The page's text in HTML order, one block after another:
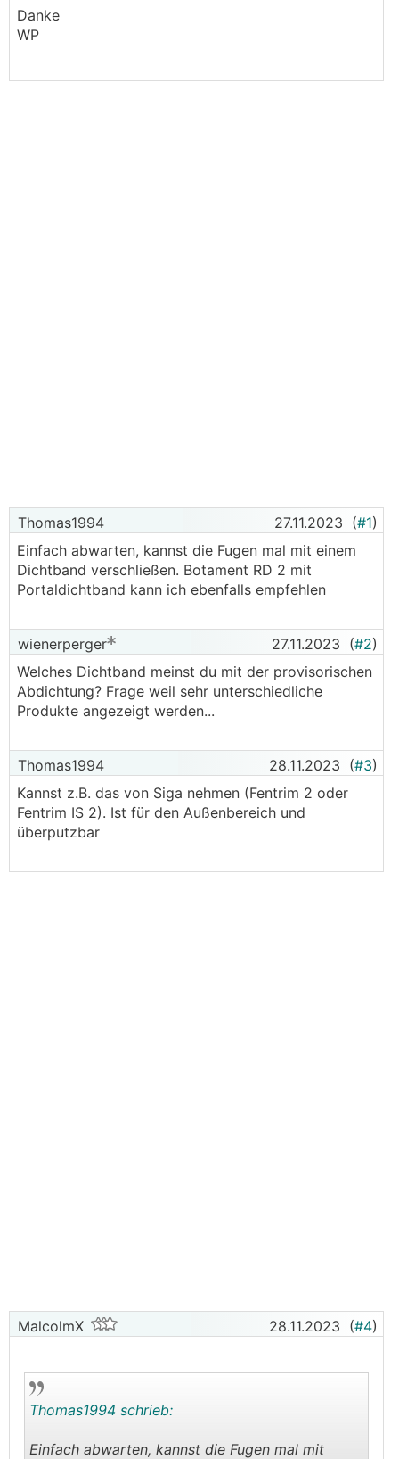
Danke
WP
Thomas1994 27.11.2023 (#1)
Einfach abwarten, kannst die Fugen mal mit einem
Dichtband verschließen. Botament RD 2 mit
Portaldichtband kann ich ebenfalls empfehlen
wienerperger 27.11.2023 (#2)
Welches Dichtband meinst du mit der provisorischen
Abdichtung? Frage weil sehr unterschiedliche
Produkte angezeigt werden...
Thomas1994 28.11.2023 (#3)
Kannst z.B. das von Siga nehmen (Fentrim 2 oder
Fentrim IS 2). Ist für den Außenbereich und
überputzbar
MalcolmX 28.11.2023 (#4)
Thomas1994 schrieb:
Einfach abwarten, kannst die Fugen mal mit